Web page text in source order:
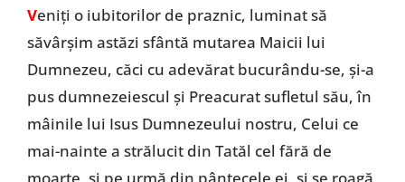
Veniți o iubitorilor de praznic, luminat să
săvârșim astăzi sfântă mutarea Maicii lui
Dumnezeu, căci cu adevărat bucurându-se, și-a
pus dumnezeiescul și Preacurat sufletul său, în
mâinile lui Isus Dumnezeului nostru, Celui ce
mai-nainte a strălucit din Tatăl cel fără de